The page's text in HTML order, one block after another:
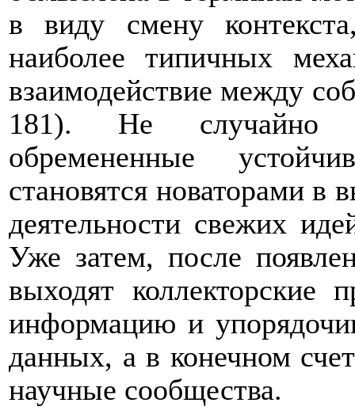
в виду смену
наиболее типичных
взаимодействие между
181). Не случайно
обремененные
становятся новаторами в
деятельности свежих
Уже затем, после
выходят коллекторские
информацию и
данных, а в конечном
научные сообщества.